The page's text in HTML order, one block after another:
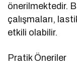
önerilmektedir.
çalışmaları,
etkili olabilir.
Pratik Öneriler